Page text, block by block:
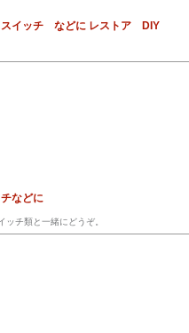
ッチ などに レストア DIY
などに
チ類と一緒にどうぞ。